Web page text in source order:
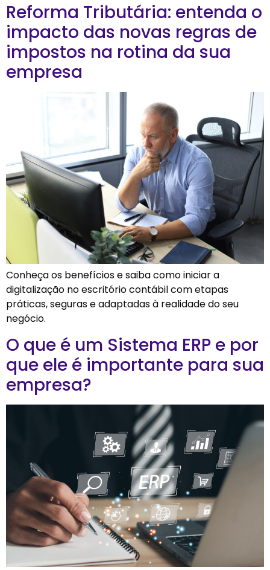
Reforma Tributária: entenda o
impacto das novas regras de
impostos na rotina da sua
empresa
Conheça os benefícios e saiba como iniciar a
digitalização no escritório contábil com etapas
práticas, seguras e adaptadas à realidade do seu
negócio.
O que é um Sistema ERP e por
que ele é importante para sua
empresa?